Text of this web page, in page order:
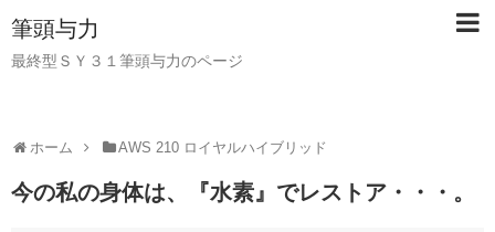
筆頭与力
最終型ＳＹ３１筆頭与力のページ
ホーム AWS 210 ロイヤルハイブリッド
今の私の身体は、『水素』でレストア・・・。